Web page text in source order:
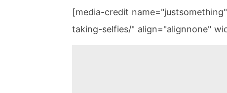
[media-credit
taking-selfies/" align="alignnone"